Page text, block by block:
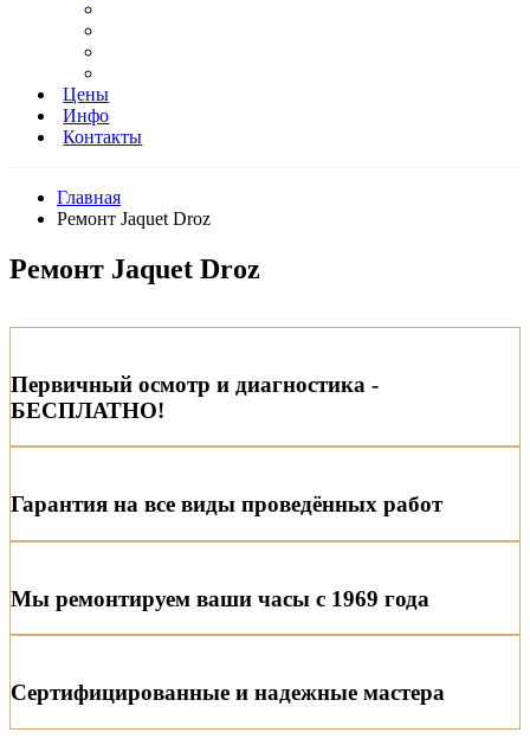
Цены
Инфо
Контакты
Главная
Ремонт Jaquet Droz
Ремонт Jaquet Droz
Первичный осмотр и диагностика -
БЕСПЛАТНО!
Гарантия на все виды проведённых работ
Мы ремонтируем ваши часы с 1969 года
Сертифицированные и надежные мастера